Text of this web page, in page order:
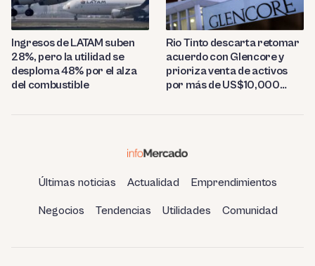
Ingresos de LATAM suben
28%, pero la utilidad se
desploma 48% por el alza
del combustible
Rio Tinto descarta retomar
acuerdo con Glencore y
prioriza venta de activos
por más de US$10,000
Últimas noticias Actualidad Emprendimientos
Negocios Tendencias Utilidades Comunidad